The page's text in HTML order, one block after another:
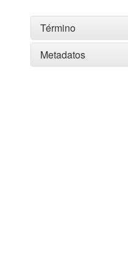
Término
Metadatos